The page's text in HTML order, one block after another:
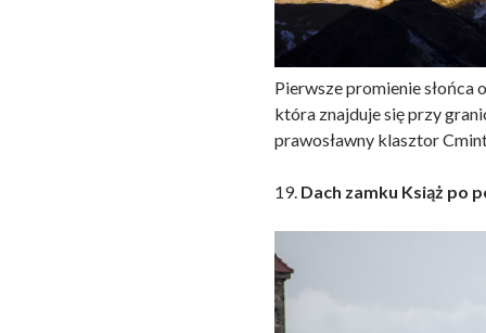
Pierwsze promienie
która znajduje się przy
prawosławny klasztor
19. Dach zamku Książ po